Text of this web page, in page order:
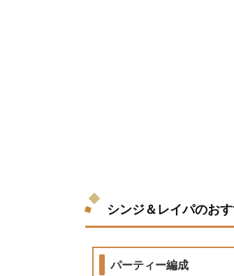
シンジ＆レイパのお
パーティー編成